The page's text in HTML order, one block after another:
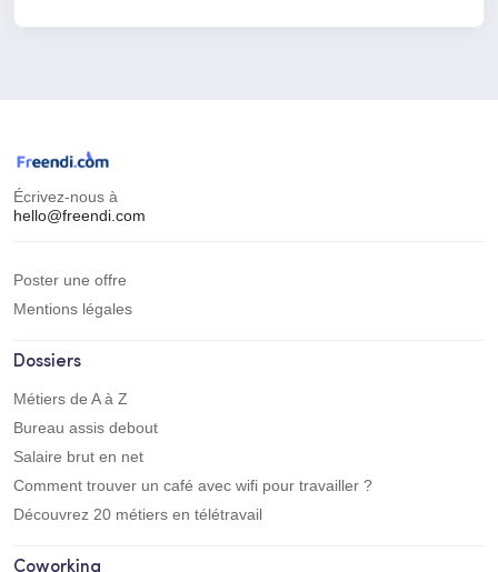
Écrivez-nous à
hello@freendi.com
Poster une offre
Mentions légales
Dossiers
Métiers de A à Z
Bureau assis debout
Salaire brut en net
Comment trouver un café avec wifi pour travailler ?
Découvrez 20 métiers en télétravail
Coworking